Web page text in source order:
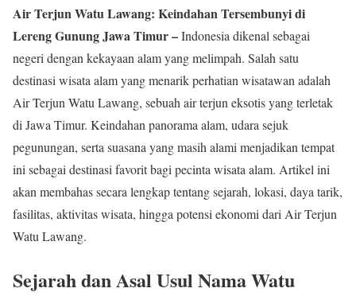
Air Terjun Watu Lawang: Keindahan Tersembunyi di
Lereng Gunung Jawa Timur –Indonesia dikenal sebagai
negeri dengan kekayaan alam yang melimpah. Salah satu
destinasi wisata alam yang menarik perhatian wisatawan adalah
Air Terjun Watu Lawang, sebuah air terjun eksotis yang terletak
di Jawa Timur. Keindahan panorama alam, udara sejuk
pegunungan, serta suasana yang masih alami menjadikan tempat
ini sebagai destinasi favorit bagi pecinta wisata alam. Artikel ini
akan membahas secara lengkap tentang sejarah, lokasi, daya tarik,
fasilitas, aktivitas wisata, hingga potensi ekonomi dari Air Terjun
Watu Lawang.
Sejarah dan Asal Usul Nama Watu